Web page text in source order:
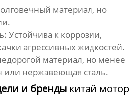
материал, но
: Устойчива к коррозии,
агрессивных жидкостей.
материал, но менее
или нержавеющая сталь.
и бренды китай мотор